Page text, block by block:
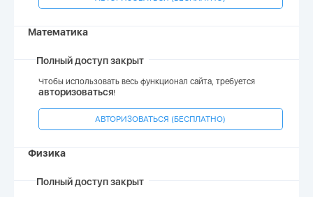
Математика
Полный доступ закрыт
Чтобы использовать весь функционал сайта, требуется
авторизоваться!
АВТОРИЗОВАТЬСЯ (БЕСПЛАТНО)
Физика
Полный доступ закрыт